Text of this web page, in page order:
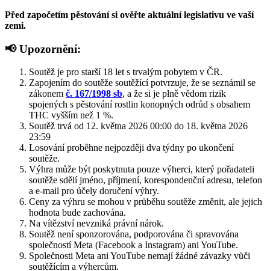
Před započetím pěstování si ověřte aktuální legislativu ve vaší
zemi.
📢 Upozornění:
Soutěž je pro starší 18 let s trvalým pobytem v ČR.
Zapojením do soutěže soutěžící potvrzuje, že se seznámil se
zákonem č. 167/1998 sb, a že si je plně vědom rizik
spojených s pěstování rostlin konopných odrůd s obsahem
THC vyšším než 1 %.
Soutěž trvá od 12. května 2026 00:00 do 18. května 2026
23:59
Losování proběhne nejpozději dva týdny po ukončení
soutěže.
Výhra může být poskytnuta pouze výherci, který pořadateli
soutěže sdělí jméno, příjmení, korespondenční adresu, telefon
a e-mail pro účely doručení výhry.
Ceny za výhru se mohou v průběhu soutěže změnit, ale jejich
hodnota bude zachována.
Na vítězství nevzniká právní nárok.
Soutěž není sponzorována, podporována či spravována
společností Meta (Facebook a Instagram) ani YouTube.
Společnosti Meta ani YouTube nemají žádné závazky vůči
soutěžícím a výhercům.